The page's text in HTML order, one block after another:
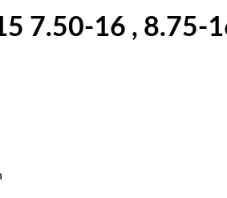
7.50-16 , 8.75-